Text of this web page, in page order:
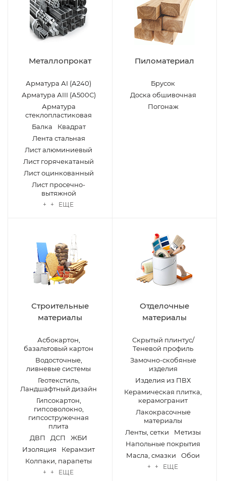
Металлопрокат
Арматура АI (А240)
Арматура АIII (А500С)
Арматура
стеклопластиковая
Балка
Квадрат
Лента стальная
Лист алюминиевый
Лист горячекатаный
Лист оцинкованный
Лист просечно-
вытяжной
+ + ЕЩЕ
Пиломатериал
Брусок
Доска обшивочная
Погонаж
Строительные
материалы
Асбокартон,
базальтовый картон
Водосточные,
ливневые системы
Геотекстиль,
Ландшафтный дизайн
Гипсокартон,
гипсоволокно,
гипсостружечная
плита
ДВП
ДСП
ЖБИ
Изоляция
Керамзит
Колпаки, парапеты
+ + ЕЩЕ
Отделочные
материалы
Скрытый плинтус/
Теневой профиль
Замочно-скобяные
изделия
Изделия из ПВХ
Керамическая плитка,
керамогранит
Лакокрасочные
материалы
Ленты, сетки
Метизы
Напольные покрытия
Масла, смазки
Обои
+ + ЕЩЕ